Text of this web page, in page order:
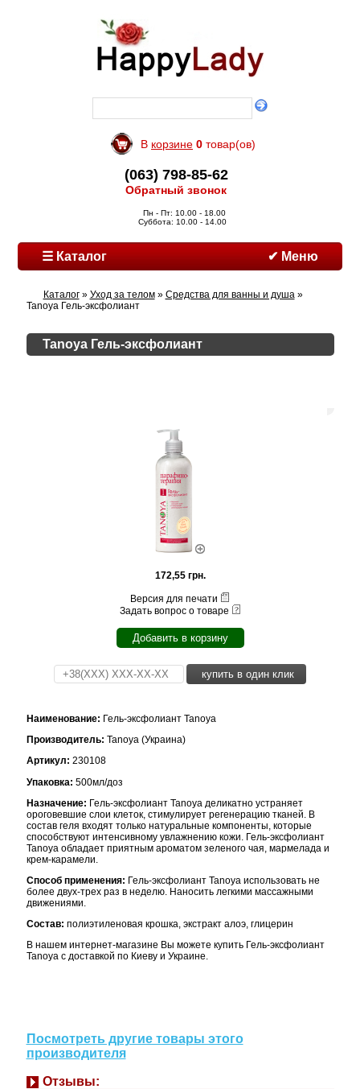
В корзине 0 товар(ов)
(063) 798-85-62
Обратный звонок
Пн - Пт: 10.00 - 18.00
Суббота: 10.00 - 14.00
☰ Каталог ✔ Меню
Каталог» Уход за телом» Средства для ванны и душа»
Tanoya Гель-эксфолиант
Tanoya Гель-эксфолиант
172,55 грн.
Версия для печати
Задать вопрос о товаре
Добавить в корзину
купить в один клик
Наименование: Гель-эксфолиант Tanoya
Производитель: Tanoya (Украина)
Артикул: 230108
Упаковка: 500мл/доз
Назначение: Гель-эксфолиант Tanoya деликатно устраняет
ороговевшие слои клеток, стимулирует регенерацию тканей. В
состав геля входят только натуральные компоненты, которые
способствуют интенсивному увлажнению кожи. Гель-эксфолиант
Tanoya обладает приятным ароматом зеленого чая, мармелада и
крем-карамели.
Способ применения: Гель-эксфолиант Tanoya использовать не
более двух-трех раз в неделю. Наносить легкими массажными
движениями.
Состав: полиэтиленовая крошка, экстракт алоэ, глицерин
В нашем интернет-магазине Вы можете купить Гель-эксфолиант
Tanoya с доставкой по Киеву и Украине.
Посмотреть другие товары этого
производителя
Отзывы: